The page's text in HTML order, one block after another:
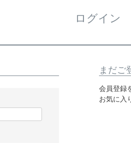
ログイン
まだご
会員登録
お気に入